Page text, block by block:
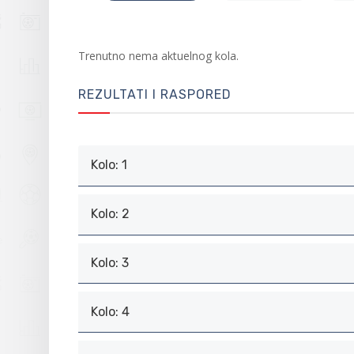
Trenutno nema aktuelnog kola.
REZULTATI I RASPORED
Kolo: 1
Kolo: 2
Kolo: 3
Kolo: 4